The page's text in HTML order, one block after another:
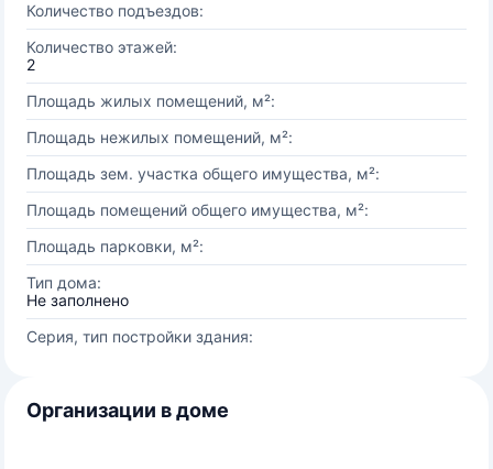
Количество подъездов:
Количество этажей:
2
Площадь жилых помещений, м²:
Площадь нежилых помещений, м²:
Площадь зем. участка общего имущества, м²:
Площадь помещений общего имущества, м²:
Площадь парковки, м²:
Тип дома:
Не заполнено
Серия, тип постройки здания:
Организации в доме